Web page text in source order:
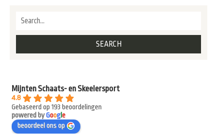
Mijnten Schaats- en Skeelersport
4.8
Gebaseerd op 193 beoordelingen
powered byGooge
beoordeel ons op